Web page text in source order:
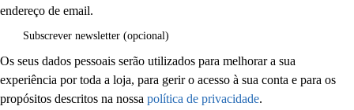
endereço de email.
Subscrever newsletter(opcional)
Os seus dados pessoais serão utilizados para melhorar a sua
experiência por toda a loja, para gerir o acesso à sua conta e para os
propósitos descritos na nossa política de privacidade.